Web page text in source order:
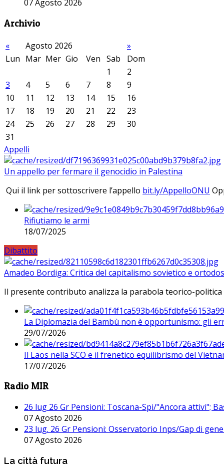
07 Agosto 2026
Archivio
« Agosto 2026
»
Lun Mar Mer Gio Ven Sab
Dom
1
2
3
4 5 6 7 8
9
10
11 12 13 14 15
16
17
18 19 20 21 22
23
24
25 26 27 28 29
30
31
Appelli
Un appello per fermare il genocidio in Palestina
Qui il link per sottoscrivere l’appello bit.ly/AppelloONU
Rifiutiamo le armi
18/07/2025
Dibattito
Amadeo Bordiga: Critica del capitalismo sovietico e
Il presente contributo analizza la parabola teorico-
La Diplomazia del Bambù non è opportunismo: gli
29/07/2026
Il Laos nella SCO e il frenetico equilibrismo del
17/07/2026
Radio MIR
26 lug 26 Gr Pensioni: Toscana-Spi/"Ancora attivi";
07 Agosto 2026
23 lug. 26 Gr Pensioni: Osservatorio Inps/Gap di
07 Agosto 2026
La città futura